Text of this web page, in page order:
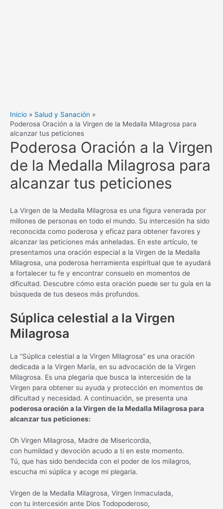
Inicio
Salud y Sanación
Poderosa Oración a la Virgen de la Medalla Milagrosa para
alcanzar tus peticiones
Poderosa Oración a la Virgen
de la Medalla Milagrosa para
alcanzar tus peticiones
La Virgen de la Medalla Milagrosa es una figura venerada por
millones de personas en todo el mundo. Su intercesión ha sido
reconocida como poderosa y eficaz para obtener favores y
alcanzar las peticiones más anheladas. En este artículo, te
presentamos una oración especial a la Virgen de la Medalla
Milagrosa, una poderosa herramienta espiritual que te ayudará
a fortalecer tu fe y encontrar consuelo en momentos de
dificultad. Descubre cómo esta oración puede ser tu guía en la
búsqueda de tus deseos más profundos.
Súplica celestial a la Virgen
Milagrosa
La “Súplica celestial a la Virgen Milagrosa” es una oración
dedicada a la Virgen María, en su advocación de la Virgen
Milagrosa. Es una plegaria que busca la intercesión de la
Virgen para obtener su ayuda y protección en momentos de
dificultad y necesidad. A continuación, se presenta una
poderosa oración a la Virgen de la Medalla Milagrosa para
alcanzar tus peticiones:
Oh Virgen Milagrosa, Madre de Misericordia,
con humildad y devoción acudo a ti en este momento.
Tú, que has sido bendecida con el poder de los milagros,
escucha mi súplica y acoge mi plegaria.
Virgen de la Medalla Milagrosa, Virgen Inmaculada,
con tu intercesión ante Dios Todopoderoso,